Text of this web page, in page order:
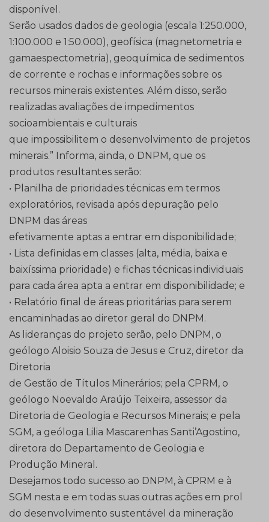
disponível.
Serão usados dados de geologia (escala 1:250.000,
1:100.000 e 1:50.000), geofísica (magnetometria e
gamaespectometria), geoquímica de sedimentos
de corrente e rochas e informações sobre os
recursos minerais existentes. Além disso, serão
realizadas avaliações de impedimentos
socioambientais e culturais
que impossibilitem o desenvolvimento de projetos
minerais.” Informa, ainda, o DNPM, que os
produtos resultantes serão:
• Planilha de prioridades técnicas em termos
exploratórios, revisada após depuração pelo
DNPM das áreas
efetivamente aptas a entrar em disponibilidade;
• Lista definidas em classes (alta, média, baixa e
baixíssima prioridade) e fichas técnicas individuais
para cada área apta a entrar em disponibilidade; e
• Relatório final de áreas prioritárias para serem
encaminhadas ao diretor geral do DNPM.
As lideranças do projeto serão, pelo DNPM, o
geólogo Aloisio Souza de Jesus e Cruz, diretor da
Diretoria
de Gestão de Títulos Minerários; pela CPRM, o
geólogo Noevaldo Araújo Teixeira, assessor da
Diretoria de Geologia e Recursos Minerais; e pela
SGM, a geóloga Lilia Mascarenhas Santi’Agostino,
diretora do Departamento de Geologia e
Produção Mineral.
Desejamos todo sucesso ao DNPM, à CPRM e à
SGM nesta e em todas suas outras ações em prol
do desenvolvimento sustentável da mineração